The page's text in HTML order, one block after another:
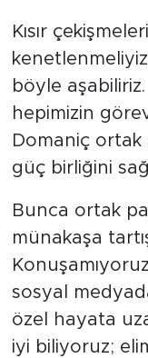
Kısır
böyle
hepimizin
Domaniç ortak
güç birliğini
Bunca ortak
münakaşa
sosyal
özel hayata
iyi biliyoruz;